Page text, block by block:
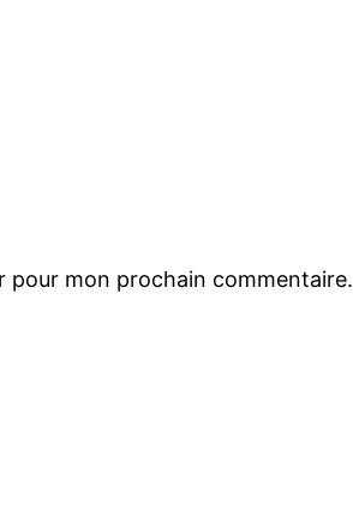
pour mon prochain commentaire.